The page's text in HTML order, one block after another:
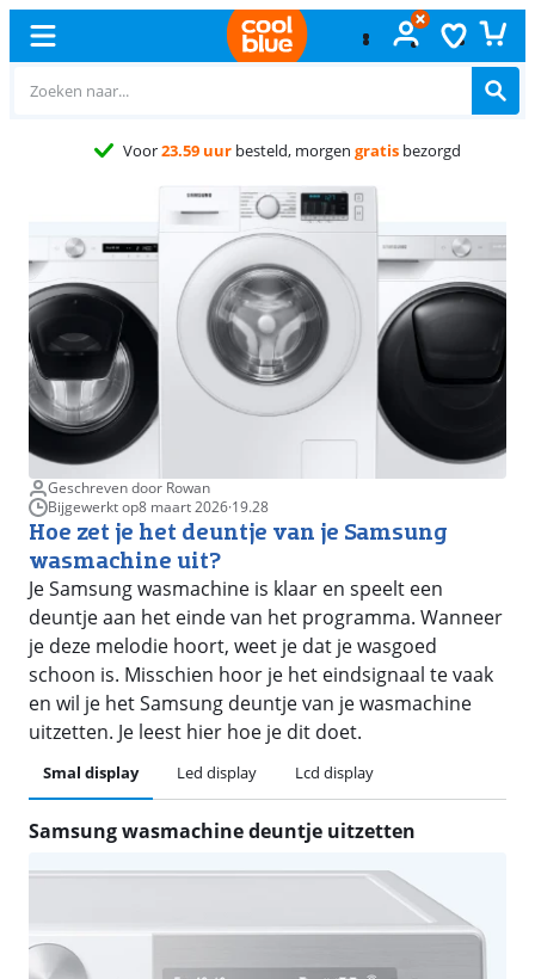
Voor23.59 uurbesteld, morgen gratisbezorgd
Geschreven door Rowan
Bijgewerkt op8 maart 2026·19.28
Hoe zet je het deuntje van je Samsung
wasmachine uit?
Je Samsung wasmachine is klaar en speelt een
deuntje aan het einde van het programma. Wanneer
je deze melodie hoort, weet je dat je wasgoed
schoon is. Misschien hoor je het eindsignaal te vaak
en wil je het Samsung deuntje van je wasmachine
uitzetten. Je leest hier hoe je dit doet.
Smal display Led display Lcd display
Samsung wasmachine deuntje uitzetten